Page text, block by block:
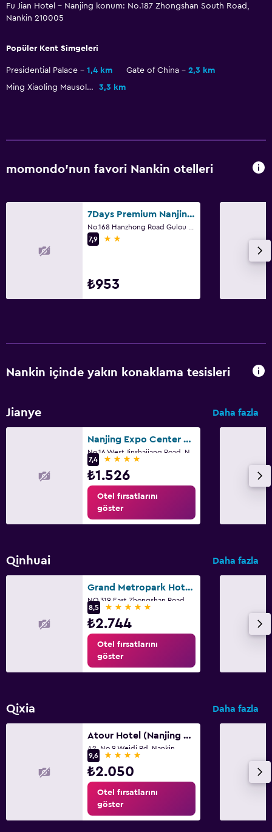
Fu Jian Hotel - Nanjing konum: No.187 Zhongshan South Road,
Nankin 210005
Popüler Kent Simgeleri
Presidential Palace 1,4 km Gate of China
2,3 km
Ming Xiaoling Mausoleum
3,3 km
momondo'nun favori Nankin otelleri
7Days Premium Nanjing Xinjiekou Shanghai Road Subway Station
7,9
2 yıldız
₺953
Nankin içinde yakın konaklama tesisleri
Jianye Daha fazla
Nanjing Expo Center Hotel
7,4
4 yıldız
₺1.526
Otel fırsatlarını
göster
Qinhuai Daha fazla
Grand Metropark Hotel Nanjing
8,5
5 yıldız
₺2.744
Otel fırsatlarını
göster
Qixia Daha fazla
Atour Hotel (Nanjing Xianlin University City Shengchuangyuan)
A2, No.9 Weidi Rd, Nankin
9,6
4 yıldız
₺2.050
Otel fırsatlarını
göster